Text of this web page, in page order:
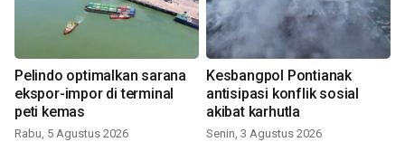
Pelindo optimalkan sarana
ekspor-impor di terminal
peti kemas
Rabu, 5 Agustus 2026
Kesbangpol Pontianak
antisipasi konflik sosial
akibat karhutla
Senin, 3 Agustus 2026